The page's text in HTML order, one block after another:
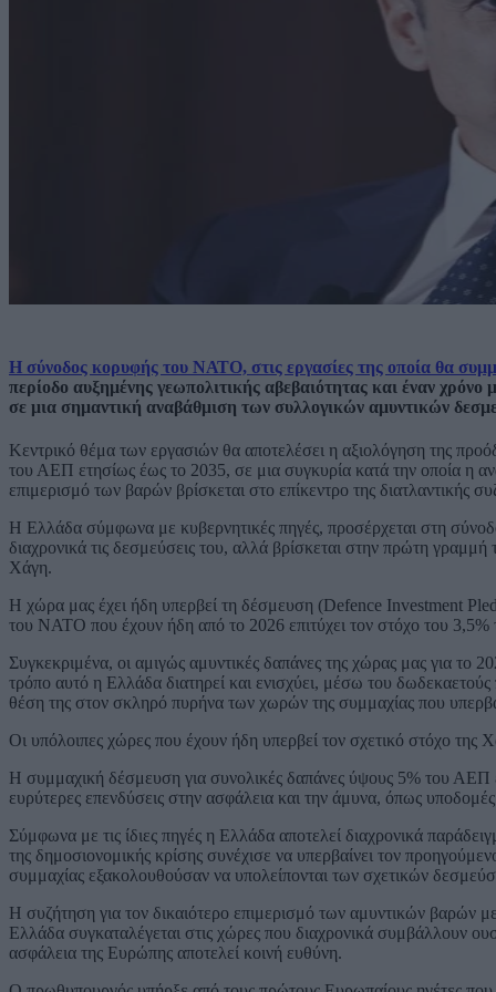
Η σύνοδος κορυφής του ΝΑΤΟ, στις εργασίες της οποία θα
περίοδο αυξημένης γεωπολιτικής αβεβαιότητας και έναν
σε μια σημαντική αναβάθμιση των συλλογικών αμυντικών
Κεντρικό θέμα των εργασιών θα αποτελέσει η αξιολόγηση της
του ΑΕΠ ετησίως έως το 2035, σε μια συγκυρία κατά την οποία η
επιμερισμό των βαρών βρίσκεται στο επίκεντρο της διατλαντικής
Η Ελλάδα σύμφωνα με κυβερνητικές πηγές, προσέρχεται στη
διαχρονικά τις δεσμεύσεις του, αλλά βρίσκεται στην πρώτη
Χάγη.
Η χώρα μας έχει ήδη υπερβεί τη δέσμευση (Defence Investment
του ΝΑΤΟ που έχουν ήδη από το 2026 επιτύχει τον στόχο του 3,5%
Συγκεκριμένα, οι αμιγώς αμυντικές δαπάνες της χώρας μας για
τρόπο αυτό η Ελλάδα διατηρεί και ενισχύει, μέσω του
θέση της στον σκληρό πυρήνα των χωρών της συμμαχίας που
Οι υπόλοιπες χώρες που έχουν ήδη υπερβεί τον σχετικό στόχο της
Η συμμαχική δέσμευση για συνολικές δαπάνες ύψους 5% του ΑΕΠ
ευρύτερες επενδύσεις στην ασφάλεια και την άμυνα, όπως υποδομές
Σύμφωνα με τις ίδιες πηγές η Ελλάδα αποτελεί διαχρονικά
της δημοσιονομικής κρίσης συνέχισε να υπερβαίνει τον
συμμαχίας εξακολουθούσαν να υπολείπονται των σχετικών
Η συζήτηση για τον δικαιότερο επιμερισμό των αμυντικών βαρών
Ελλάδα συγκαταλέγεται στις χώρες που διαχρονικά συμβάλλουν
ασφάλεια της Ευρώπης αποτελεί κοινή ευθύνη.